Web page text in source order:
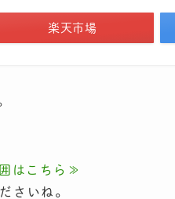
楽天市場
はこちら≫
さいね。